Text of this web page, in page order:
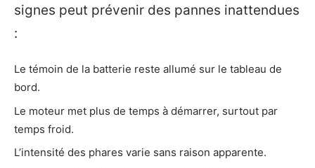
signes peut prévenir des pannes inattendues
:
Le témoin de la batterie reste allumé sur le tableau de
bord.
Le moteur met plus de temps à démarrer, surtout par
temps froid.
L’intensité des phares varie sans raison apparente.